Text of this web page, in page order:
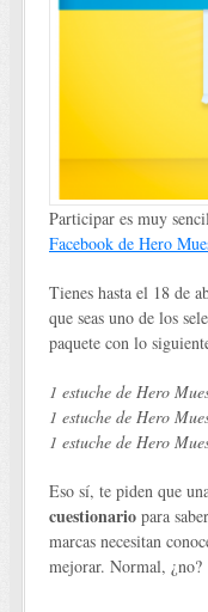
Participar es muy
Facebook de Hero
Tienes hasta el 18 de
que seas uno de los
paquete con lo
1 estuche de Hero
1 estuche de Hero
1 estuche de Hero
Eso sí, te piden que
cuestionario para
marcas necesitan
mejorar. Normal, ¿no?